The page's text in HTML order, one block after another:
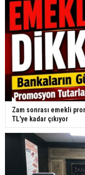
Zam sonrası emekli
TL'ye kadar çıkıyor